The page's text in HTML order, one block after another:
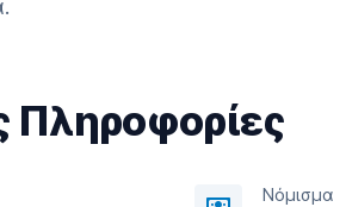
Πληροφορίες
Νόμισμα